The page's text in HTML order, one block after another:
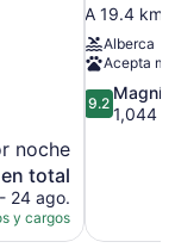
noche
total
24 ago.
y cargos
A 19.4 km
Alberca
Acepta
9.2
de
9.2
1,044